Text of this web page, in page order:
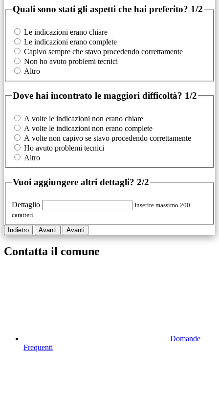
Quali sono stati gli aspetti che hai preferito? 1/2
Le indicazioni erano chiare
Le indicazioni erano complete
Capivo sempre che stavo procedendo correttamente
Non ho avuto problemi tecnici
Altro
Dove hai incontrato le maggiori difficoltà? 1/2
A volte le indicazioni non erano chiare
A volte le indicazioni non erano complete
A volte non capivo se stavo procedendo correttamente
Ho avuto problemi tecnici
Altro
Vuoi aggiungere altri dettagli? 2/2
Dettaglio
Inserire massimo 200
caratteri
Indietro Avanti Avanti
Contatta il comune
Domande
Frequenti